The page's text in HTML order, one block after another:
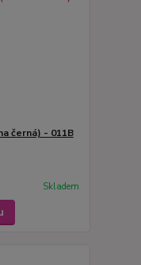
černá) - 011B
Skladem